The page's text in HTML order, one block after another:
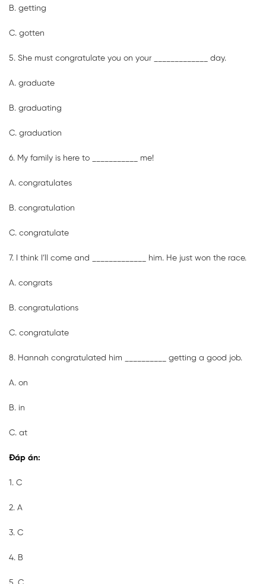
B. getting
C. gotten
5. She must congratulate you on your _____________ day.
A. graduate
B. graduating
C. graduation
6. My family is here to ___________ me!
A. congratulates
B. congratulation
C. congratulate
7. I think I’ll come and _____________ him. He just won the race.
A. congrats
B. congratulations
C. congratulate
8. Hannah congratulated him __________ getting a good job.
A. on
B. in
C. at
Đáp án:
1. C
2. A
3. C
4. B